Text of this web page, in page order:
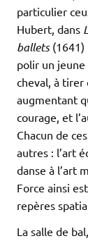
particulier
Hubert, dans
ballets(1641)
polir un
cheval, à tirer
augmentant
courage, et
Chacun de
autres : l’art
danse à l’art
Force ainsi
repères
La salle de